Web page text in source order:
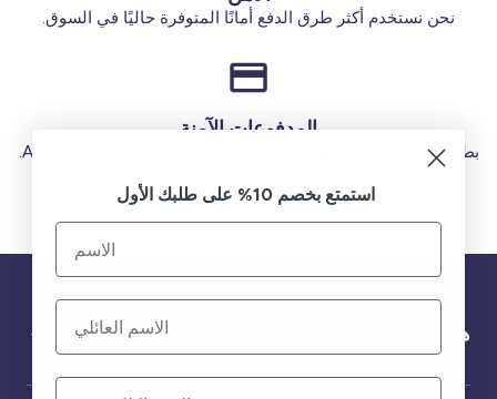
نحن نستخدم أكثر طرق الدفع أمانًا المتوفرة حاليًا في السوق.
المدفوعات الآمنة
بطاقات الائتمان (فيزا أو ماستر) بطاقة الخصم (MADA) Apple Pay.
هل تحتاج إلى مساعدة؟
استمتع بخصم 10% على طلبك الأول